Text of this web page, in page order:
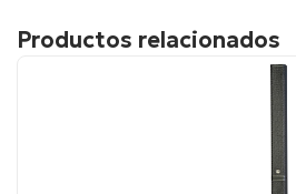
Productos relacionados